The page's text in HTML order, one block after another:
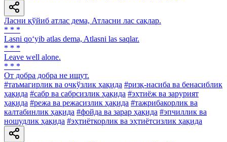
Ласни қўйиб атлас дема, Атласни лас сақлар.
* * *
Lasni qo‘yib atlas dema, Atlasni las saqlar.
* * *
Leave well alone.
* * *
От добра добра не ищут.
#таъмагирлик ва очкўзлик ҳақида #ризқ-насиба ва бенасиблик
ҳақида #сабр ва сабрсизлик ҳақида #эҳтиёж ва зарурият
ҳақида #режа ва режасизлик ҳақида #тажрибакорлик ва
калтабинлик ҳақида #фойда ва зарар ҳақида #эпчиллик ва
ношудлик ҳақида #эҳтиёткорлик ва эҳтиётсизлик ҳақида